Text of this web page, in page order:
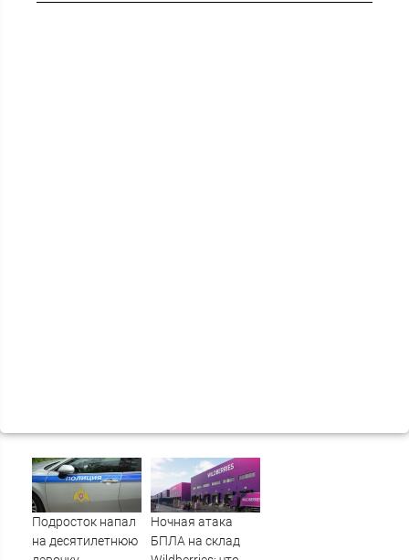
Подросток напал
на десятилетнюю
Ночная атака
БПЛА на склад